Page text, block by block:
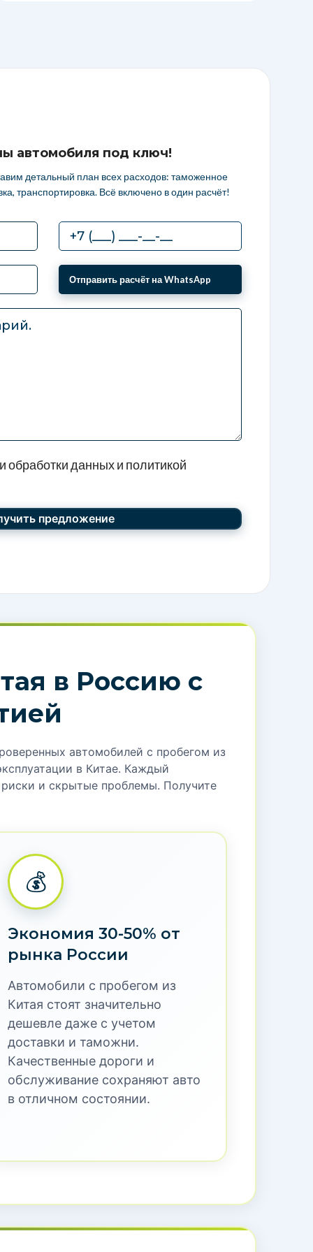
автомобиля под ключ!
детальный план всех расходов: таможенное
транспортировка. Всё включено в один расчёт!
обработки данных и политикой
в Россию с
автомобилей с пробегом из
в Китае. Каждый
и скрытые проблемы. Получите
💰
Экономия 30-50% от
рынка России
Автомобили с пробегом из
Китая стоят значительно
дешевле даже с учетом
доставки и таможни.
Качественные дороги и
обслуживание сохраняют авто
в отличном состоянии.